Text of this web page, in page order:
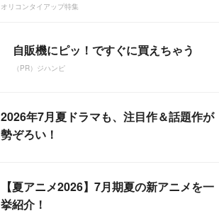
オリコンタイアップ特集
自販機にピッ！ですぐに買えちゃう
（PR）ジハンピ
2026年7月夏ドラマも、注目作＆話題作が
勢ぞろい！
【夏アニメ2026】7月期夏の新アニメを一
挙紹介！